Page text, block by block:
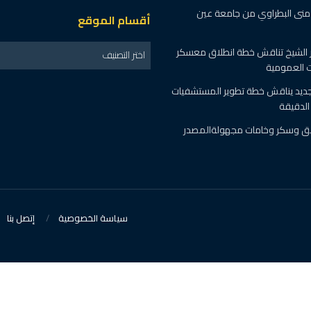
منى البطراوي من جامعة عين
الشيخ تناقش خطة انطلاق معسكر
العمومية
يناقش خطة تطوير المستشفيات
دقيق وسكر وخامات مجهولةالمصدر
أقسام الموقع
اختر التصنيف
سياسة الخصوصية إتصل بنا